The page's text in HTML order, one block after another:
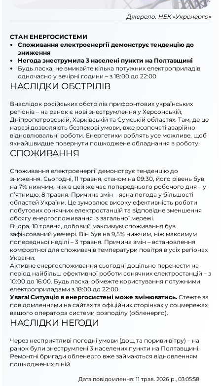
Джерело: НЕК «Укренерго»
СТАН ЕНЕРГОСИСТЕМИ
Споживання електроенергії демонструє тенденцію до
зниження
Негода знеструмила 3 населені пункти на Полтавщині
Будь ласка, не вмикайте кілька потужних електроприладів
одночасно у вечірні години – з 18:00 до 22:00
НАСЛІДКИ ОБСТРІЛІВ
Внаслідок російських обстрілів прифронтових українських
регіонів – на ранок є нові знеструмлення у Херсонській,
Дніпропетровській, Харківській та Сумській областях. Там, де це
наразі дозволяють безпекові умови, вже розпочаті аварійно-
відновлювальні роботи. Енергетики роблять усе можливе, щоб
якнайшвидше повернути пошкоджене обладнання в роботу.
СПОЖИВАННЯ
Споживання електроенергії демонструє тенденцію до
зниження. Сьогодні, 11 травня, станом на 09:30, його рівень був
на 7% нижчим, ніж в цей же час попереднього робочого дня – у
п’ятницю, 8 травня. Причина змін – ясна погода у більшості
областей України. Це зумовлює високу ефективність роботи
побутових сонячних електростанцій та відповідне зменшення
обсягу енергоспоживання із загальної мережі.
Вчора, 10 травня, добовий максимум споживання був
зафіксований увечері. Він був на 9,5% нижчим, ніж максимум
попередньої неділі – 3 травня. Причина змін – встановлення
комфортної для споживачів температури повітря в усіх регіонах
України.
Активне енергоспоживання сьогодні доцільно перенести на
період найбільш ефективної роботи сонячних електростанцій – з
10:00 до 16:00. Будь ласка, обмежте користування потужними
електроприладами з 18:00 до 22:00.
Увага! Ситуація в енергосистемі може змінюватись. Стежте за
повідомленнями на сайтах та офіційних сторінках у соцмережах
вашого оператора системи розподілу (обленерго).
НАСЛІДКИ НЕГОДИ
Через несприятливі погодні умови (дощ та пориви вітру) – на
ранок були знеструмлені 3 населених пункти на Полтавщині.
Ремонтні бригади обленерго вже займаються відновленням
пошкоджених ліній.
Дата повідомлення: 11 трав. 2026 р., 03:05:58